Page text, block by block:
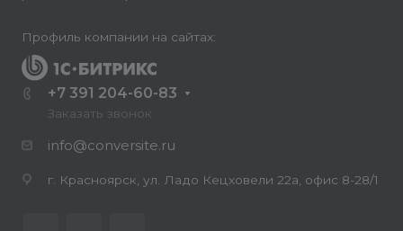
Профиль компании на сайтах:
+7 391 204-60-83
Заказать звонок
info@conversite.ru
г. Красноярск, ул. Ладо Кецховели 22а, офис 8-28/1